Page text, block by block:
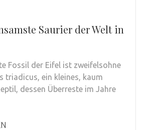
Saurier der Welt in
Fossil der Eifel ist zweifelsohne
triadicus, ein kleines, kaum
dessen Überreste im Jahre